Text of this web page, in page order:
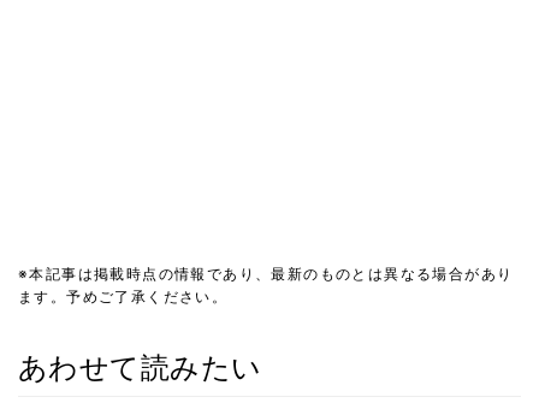
※本記事は掲載時点の情報であり、最新のものとは異なる場合があり
ます。予めご了承ください。
あわせて読みたい